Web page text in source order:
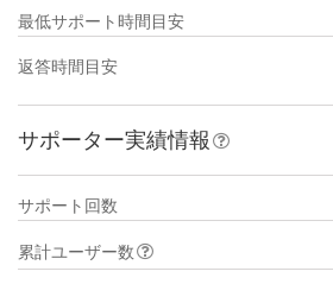
最低サポート時間目安
返答時間目安
サポーター実績情報
サポート回数
累計ユーザー数